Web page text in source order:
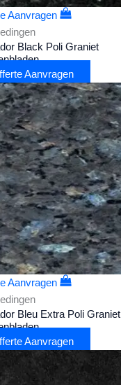
Aanvragen
Black Poli Graniet
Aanvragen
Aanvragen
Bleu Extra Poli Graniet
Aanvragen